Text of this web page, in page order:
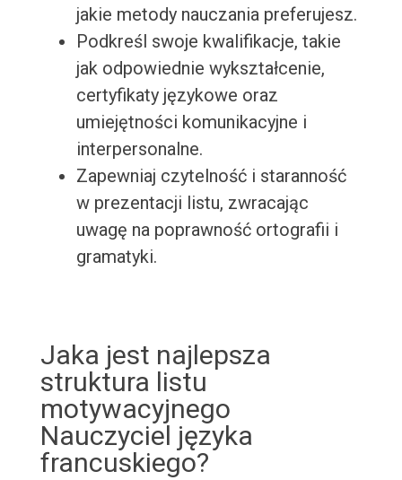
jakie metody nauczania preferujesz.
Podkreśl swoje kwalifikacje, takie
jak odpowiednie wykształcenie,
certyfikaty językowe oraz
umiejętności komunikacyjne i
interpersonalne.
Zapewniaj czytelność i staranność
w prezentacji listu, zwracając
uwagę na poprawność ortografii i
gramatyki.
Jaka jest najlepsza
struktura listu
motywacyjnego
Nauczyciel języka
francuskiego?